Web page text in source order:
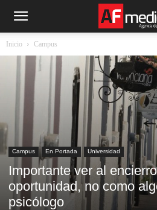
Inicio Campus
Campus En Portada Universidad
Importante ver al
oportunidad, no como
psicólogo